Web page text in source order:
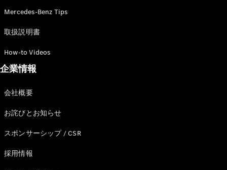
Mercedes-Benz Tips
取扱説明書
How-to Videos
企業情報
会社概要
お詫びとお知らせ
スポンサーシップ / CSR
採用情報